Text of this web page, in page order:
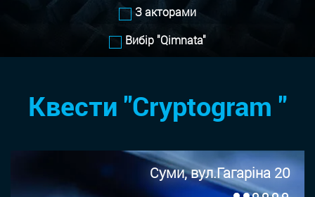
З акторами
Вибір "Qimnata"
Квести "Cryptogram "
Суми, вул.Гагаріна 20